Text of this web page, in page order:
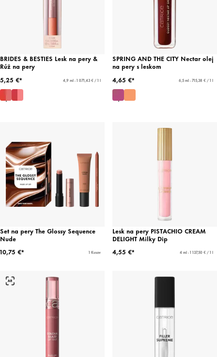
BRIDES & BESTIES Lesk na pery &
Rúž na pery
5,25 €*
4,9 ml - 1 071,43 € / 1 l
SPRING AND THE CITY Nectar olej
na pery s leskom
4,65 €*
6,5 ml - 715,38 € / 1 l
Set na pery The Glossy Sequence
Nude
10,75 €*
1 Kusov
Lesk na pery PISTACHIO CREAM
DELIGHT Milky Dip
4,55 €*
4 ml - 1 137,50 € / 1 l